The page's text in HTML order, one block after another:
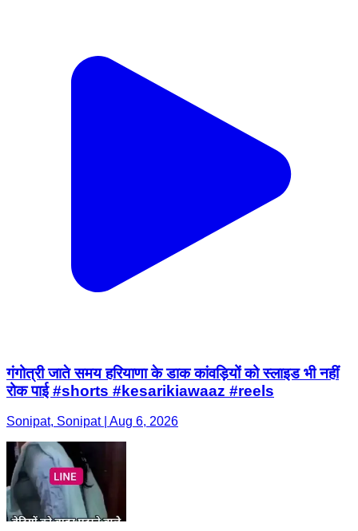
गंगोत्री जाते समय हरियाणा के डाक कांवड़ियों को स्लाइड भी नहीं
रोक पाई #shorts #kesarikiawaaz #reels
Sonipat, Sonipat | Aug 6, 2026